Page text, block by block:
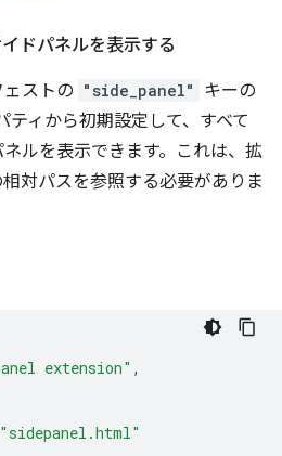
ドパネルを表示する
ストの "side_panel" キーの
ティから初期設定して、すべて
ルを表示できます。これは、拡
対パスを参照する必要がありま
extension" ,
"sidepanel.html"